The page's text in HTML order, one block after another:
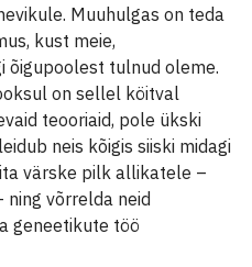
Muuhulgas on teda
kust meie,
õigupoolest tulnud oleme.
on sellel köitval
teooriaid, pole ükski
neis kõigis siiski midagi
värske pilk allikatele –
võrrelda neid
geneetikute töö